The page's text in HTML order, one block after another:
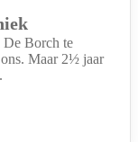
De Borch te
Maar 2½ jaar